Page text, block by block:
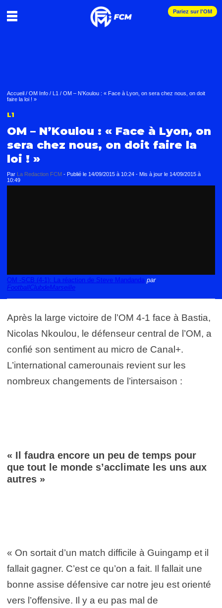
Pariez sur l'OM
Accueil / OM Info / L1 / OM – N’Koulou : « Face à Lyon, on sera chez nous, on doit
faire la loi ! »
L1
OM – N’Koulou : « Face à Lyon, on
sera chez nous, on doit faire la
loi ! »
Par La Redaction FCM - Publié le 14/09/2015 à 10:24 - Mis à jour le 14/09/2015 à
10:49
OM -SCB (4-1): La réaction de Steve Mandanda par
FootballClubdeMarseille
Après la large victoire de l’OM 4-1 face à Bastia,
Nicolas Nkoulou, le défenseur central de l’OM, a
confié son sentiment au micro de Canal+.
L’international camerounais revient sur les
nombreux changements de l’intersaison :
« Il faudra encore un peu de temps pour
que tout le monde s’acclimate les uns aux
autres »
« On sortait d’un match difficile à Guingamp et il
fallait gagner. C’est ce qu’on a fait. Il fallait une
bonne assise défensive car notre jeu est orienté
vers l’offensive. Il y a eu pas mal de